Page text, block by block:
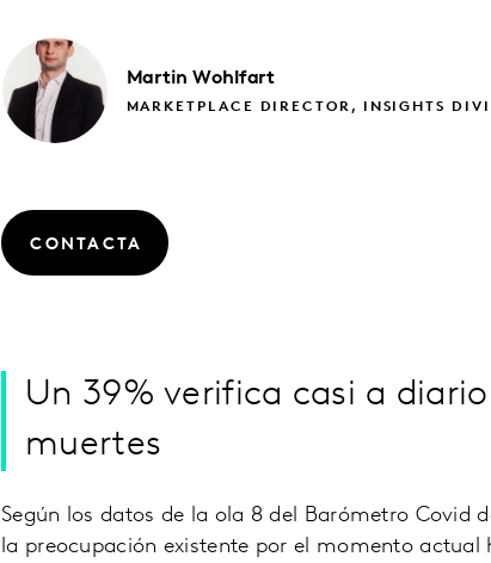
Martin Wohlfart
MARKETPLACE DIRECTOR, INSIGHTS
CONTACTA
Un 39% verifica casi a
muertes
Según los datos de la ola 8 del Barómetro Covid
la preocupación existente por el momento